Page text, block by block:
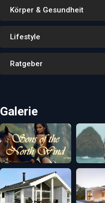
Körper & Gesundheit
Lifestyle
Ratgeber
Galerie